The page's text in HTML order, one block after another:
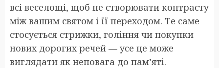
всі веселощі, щоб не створювати контрасту
між вашим святом і її переходом. Те саме
стосується стрижки, гоління чи покупки
нових дорогих речей — усе це може
виглядати як неповага до пам’яті.